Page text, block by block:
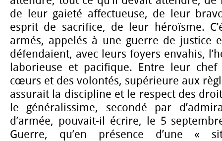
de leur gaieté affectueuse, de leur
esprit de sacrifice, de leur héroïsme.
armés, appelés à une guerre de justice
défendaient, avec leurs foyers envahis,
laborieuse et pacifique. Entre leur chef
cœurs et des volontés, supérieure aux
assurait la discipline et le respect des
le généralissime, secondé par
d’armée, pouvait-il écrire, le 5
Guerre, qu’en présence d’une «